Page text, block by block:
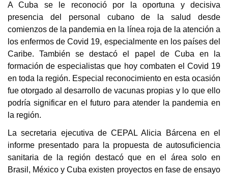
A Cuba se le reconoció por la oportuna y decisiva
presencia del personal cubano de la salud desde
comienzos de la pandemia en la línea roja de la atención a
los enfermos de Covid 19, especialmente en los países del
Caribe. También se destacó el papel de Cuba en la
formación de especialistas que hoy combaten el Covid 19
en toda la región. Especial reconocimiento en esta ocasión
fue otorgado al desarrollo de vacunas propias y lo que ello
podría significar en el futuro para atender la pandemia en
la región.
La secretaria ejecutiva de CEPAL Alicia Bárcena en el
informe presentado para la propuesta de autosuficiencia
sanitaria de la región destacó que en el área solo en
Brasil, México y Cuba existen proyectos en fase de ensayo